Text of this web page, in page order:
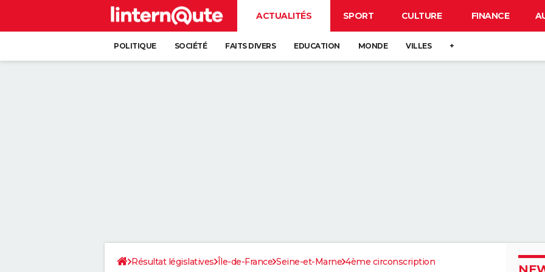
ACTUALITÉS SPORT CULTURE FINANCE
POLITIQUE SOCIÉTÉ FAITS DIVERS EDUCATION MONDE VILLES +
Résultat législatives Île-de-France Seine-et-Marne 4ème circonscription